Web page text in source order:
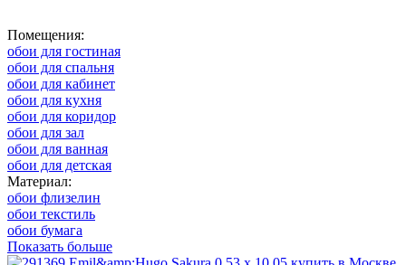
Помещения:
обои для гостиная
обои для спальня
обои для кабинет
обои для кухня
обои для коридор
обои для зал
обои для ванная
обои для детская
Материал:
обои флизелин
обои текстиль
обои бумага
Показать больше